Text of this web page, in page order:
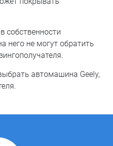
собственности
него не могут обратить
автомашина Geely,